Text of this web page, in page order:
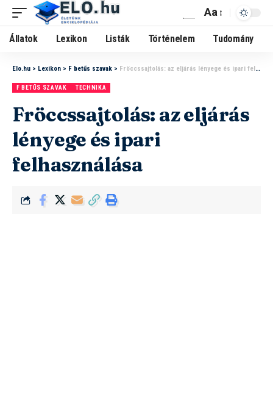
Aa
Állatok Lexikon Listák Történelem Tudomány
Elo.hu > Lexikon > F betűs szavak > Fröccssajtolás: az eljárás lényege és ipari felhasználása
F BETŰS SZAVAK TECHNIKA
Fröccssajtolás: az eljárás
lényege és ipari
felhasználása